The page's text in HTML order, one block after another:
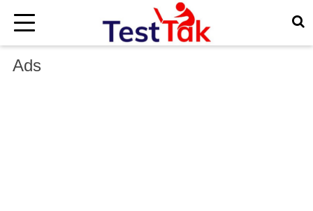
Ads
×